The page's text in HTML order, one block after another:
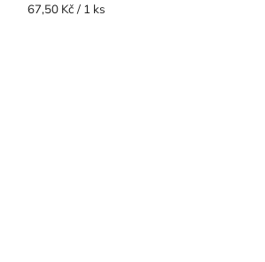
Měrná
67,50 Kč / 1 ks